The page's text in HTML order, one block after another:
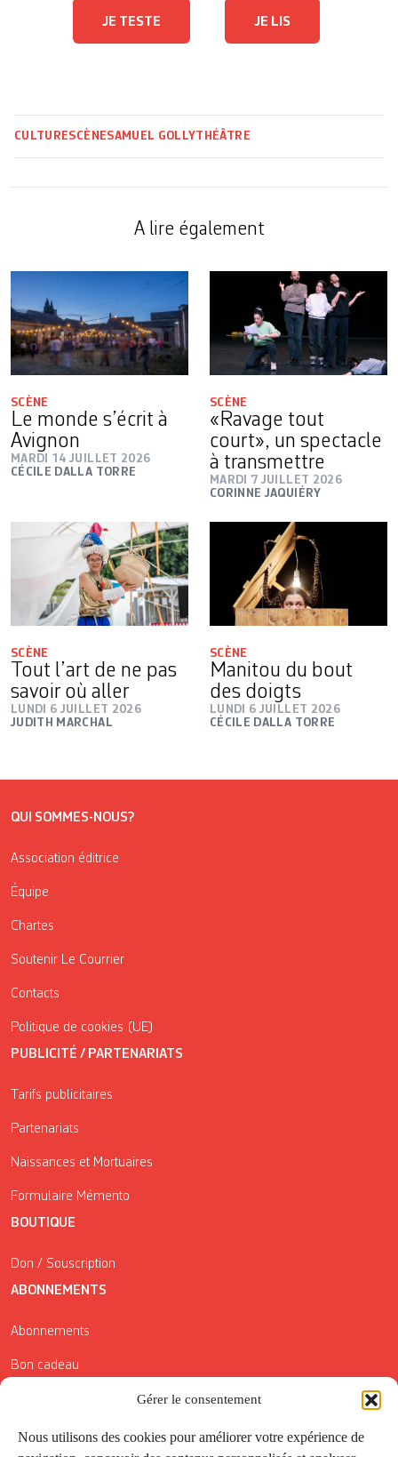
Gérer le consentement
Nous utilisons des cookies pour améliorer votre expérience de
JE TESTE JE LIS
CULTURESCÈNESAMUEL GOLLYTHÉÂTRE
A lire également
SCÈNE
Le monde s’écrit à
Avignon
MARDI 14 JUILLET 2026
CÉCILE DALLA TORRE
SCÈNE
«Ravage tout
court», un spectacle
à transmettre
MARDI 7 JUILLET 2026
CORINNE JAQUIÉRY
SCÈNE
Tout l’art de ne pas
savoir où aller
LUNDI 6 JUILLET 2026
JUDITH MARCHAL
SCÈNE
Manitou du bout
des doigts
LUNDI 6 JUILLET 2026
CÉCILE DALLA TORRE
QUI SOMMES-NOUS?
Association éditrice
Équipe
Chartes
Soutenir Le Courrier
Contacts
Politique de cookies (UE)
PUBLICITÉ / PARTENARIATS
Tarifs publicitaires
Partenariats
Naissances et Mortuaires
Formulaire Mémento
BOUTIQUE
Don / Souscription
ABONNEMENTS
Abonnements
Bon cadeau
Conditions générales de vente
Réductions de la Carte Côté Courrier